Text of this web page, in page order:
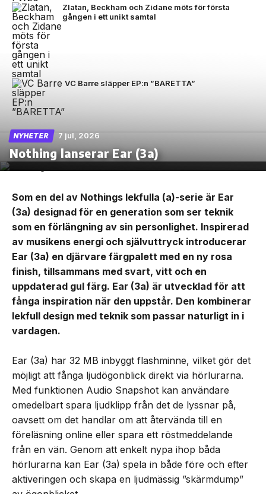
Zlatan, Beckham och Zidane möts för första
gången i ett unikt samtal
VC Barre släpper EP:n ”BARETTA”
NYHETER 7 jul, 2026
Nothing lanserar Ear (3a)
Som en del av Nothings lekfulla (a)-serie är Ear
(3a) designad för en generation som ser teknik
som en förlängning av sin personlighet. Inspirerad
av musikens energi och självuttryck introducerar
Ear (3a) en djärvare färgpalett med en ny rosa
finish, tillsammans med svart, vitt och en
uppdaterad gul färg. Ear (3a) är utvecklad för att
fånga inspiration när den uppstår. Den kombinerar
lekfull design med teknik som passar naturligt in i
vardagen.
Ear (3a) har 32 MB inbyggt flashminne, vilket gör det
möjligt att fånga ljudögonblick direkt via hörlurarna.
Med funktionen Audio Snapshot kan användare
omedelbart spara ljudklipp från det de lyssnar på,
oavsett om det handlar om att återvända till en
föreläsning online eller spara ett röstmeddelande
från en vän. Genom att enkelt nypa ihop båda
hörlurarna kan Ear (3a) spela in både före och efter
aktiveringen och skapa en ljudmässig ”skärmdump”